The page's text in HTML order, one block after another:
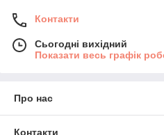
Контакти
Сьогодні вихідний
Показати весь графік
Про нас
Контакти